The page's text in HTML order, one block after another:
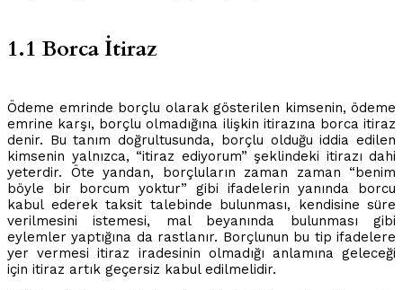
1.1 Borca İtiraz
Ödeme emrinde borçlu olarak gösterilen kimsenin, ödeme
emrine karşı, borçlu olmadığına ilişkin itirazına borca itiraz
denir. Bu tanım doğrultusunda, borçlu olduğu iddia edilen
kimsenin yalnızca, “itiraz ediyorum” şeklindeki itirazı dahi
yeterdir. Öte yandan, borçluların zaman zaman “benim
böyle bir borcum yoktur” gibi ifadelerin yanında borcu
kabul ederek taksit talebinde bulunması, kendisine süre
verilmesini istemesi, mal beyanında bulunması gibi
eylemler yaptığına da rastlanır. Borçlunun bu tip ifadelere
yer vermesi itiraz iradesinin olmadığı anlamına geleceği
için itiraz artık geçersiz kabul edilmelidir.